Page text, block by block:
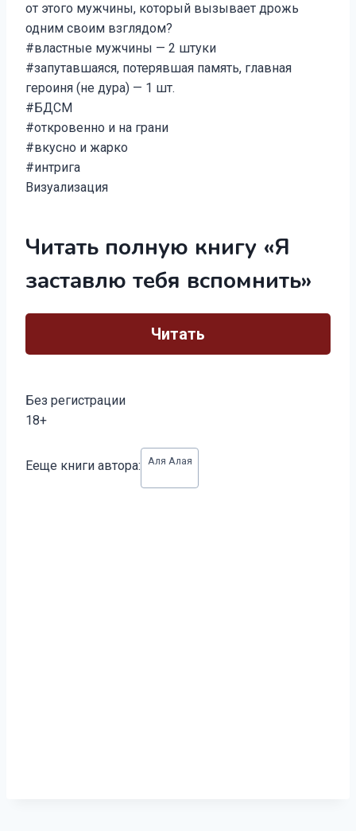
от этого мужчины, который вызывает дрожь
одним своим взглядом?
#властные мужчины — 2 штуки
#запутавшаяся, потерявшая память, главная
героиня (не дура) — 1 шт.
#БДСМ
#откровенно и на грани
#вкусно и жарко
#интрига
Визуализация
Читать полную книгу «Я
заставлю тебя вспомнить»
Читать
Без регистрации
18+
записи:
Ееще книги автора: Аля Алая